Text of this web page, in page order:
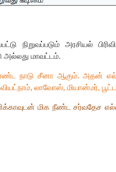
அரசியல்
அல்லது மாவட்டம்.
நாடு சீனா ஆகும். அதன்
லாவோஸ், மியான்மர்,
மிக நீண்ட சர்வதேச